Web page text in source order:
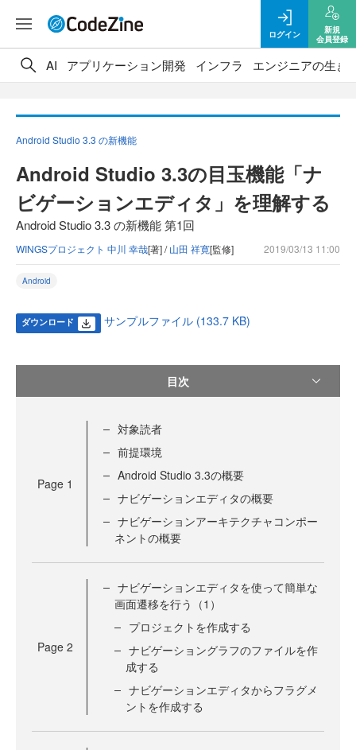
ログイン
新規
会員登録
AI アプリケーション開発 インフラ エンジニアの生き
Android Studio 3.3 の新機能
Android Studio 3.3の目玉機能「ナ
ビゲーションエディタ」を理解する
Android Studio 3.3 の新機能 第1回
WINGSプロジェクト 中川 幸哉[著] /山田 祥寛[監修] 2019/03/13 11:00
Android
ダウンロード サンプルファイル (133.7 KB)
目次
Page 1
対象読者
前提環境
Android Studio 3.3の概要
ナビゲーションエディタの概要
ナビゲーションアーキテクチャコンポー
ネントの概要
Page 2
ナビゲーションエディタを使って簡単な
画面遷移を行う（1）
プロジェクトを作成する
ナビゲーショングラフのファイルを作
成する
ナビゲーションエディタからフラグメ
ントを作成する